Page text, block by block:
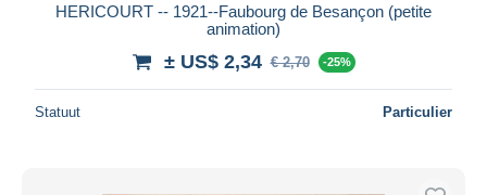
HERICOURT -- 1921--Faubourg de Besançon (petite
animation)
± US$ 2,34 € 2,70 -25%
Statuut Particulier